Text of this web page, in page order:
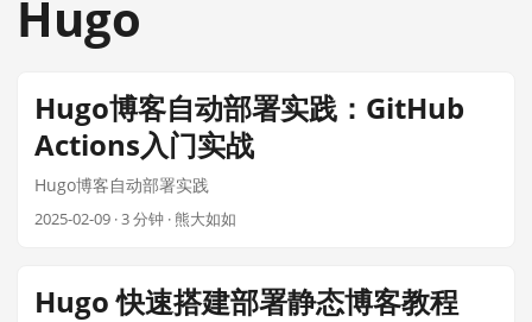
Hugo
Hugo博客自动部署实践：GitHub
Actions入门实战
Hugo博客自动部署实践
2025-02-09 · 3 分钟 · 熊大如如
Hugo 快速搭建部署静态博客教程